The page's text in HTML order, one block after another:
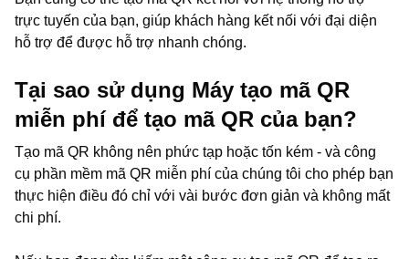
trực tuyến của bạn, giúp khách hàng kết nối với đại diện
hỗ trợ để được hỗ trợ nhanh chóng.
Tại sao sử dụng Máy tạo mã QR
miễn phí để tạo mã QR của bạn?
Tạo mã QR không nên phức tạp hoặc tốn kém - và công
cụ phần mềm mã QR miễn phí của chúng tôi cho phép bạn
thực hiện điều đó chỉ với vài bước đơn giản và không mất
chi phí.